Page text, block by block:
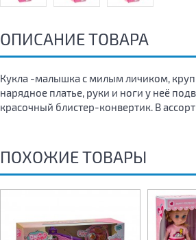
ОПИСАНИЕ ТОВАРА
Кукла -малышка с милым личиком,
нарядное платье, руки и ноги у неё
красочный блистер-конвертик. В
ПОХОЖИЕ ТОВАРЫ